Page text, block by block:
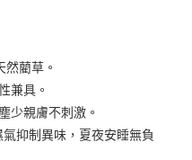
用戶可立即使用無須另外申請。
藺草。
兼具。
少親膚不刺激。
抑制異味，夏夜安睡無負